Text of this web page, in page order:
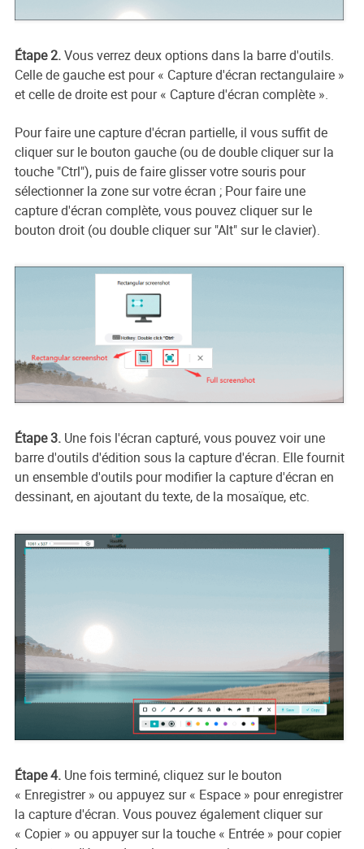
Étape 2.Vous verrez deux options dans la barre d'outils.
Celle de gauche est pour « Capture d'écran rectangulaire »
et celle de droite est pour « Capture d'écran complète ».
Pour faire une capture d'écran partielle, il vous suffit de
cliquer sur le bouton gauche (ou de double cliquer sur la
touche "Ctrl"), puis de faire glisser votre souris pour
sélectionner la zone sur votre écran ; Pour faire une
capture d'écran complète, vous pouvez cliquer sur le
bouton droit (ou double cliquer sur "Alt" sur le clavier).
Étape 3.Une fois l'écran capturé, vous pouvez voir une
barre d'outils d'édition sous la capture d'écran. Elle fournit
un ensemble d'outils pour modifier la capture d'écran en
dessinant, en ajoutant du texte, de la mosaïque, etc.
Étape 4.Une fois terminé, cliquez sur le bouton
« Enregistrer » ou appuyez sur « Espace » pour enregistrer
la capture d'écran. Vous pouvez également cliquer sur
« Copier » ou appuyer sur la touche « Entrée » pour copier